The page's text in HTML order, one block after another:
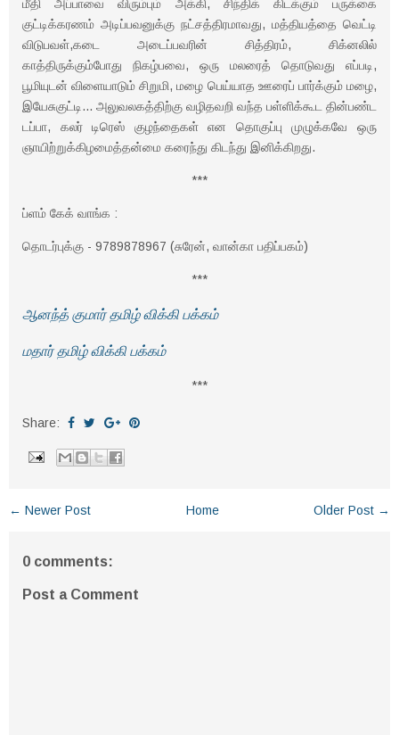
மீதி அப்பாவை விரும்பும் அக்கி, சிந்திக் கிடக்கும் பருக்கை
குட்டிக்கரணம் அடிப்பவனுக்கு நட்சத்திரமாவது, மத்தியத்தை வெட்டி
விடுபவள்,கடை அடைப்பவரின் சித்திரம், சிக்னலில்
காத்திருக்கும்போது நிகழ்பவை, ஒரு மலரைத் தொடுவது எப்படி,
பூமியுடன் விளையாடும் சிறுமி, மழை பெய்யாத ஊரைப் பார்க்கும் மழை,
இயேசுகுட்டி... அலுவலகத்திற்கு வழிதவறி வந்த பள்ளிக்கூட தின்பண்ட
டப்பா, கலர் டிரெஸ் குழந்தைகள் என தொகுப்பு முழுக்கவே ஒரு
ஞாயிற்றுக்கிழமைத்தன்மை கரைந்து கிடந்து இனிக்கிறது.
***
ப்ளம் கேக் வாங்க :
தொடர்புக்கு - 9789878967 (சுரேன், வான்கா பதிப்பகம்)
***
ஆனந்த் குமார் தமிழ் விக்கி பக்கம்
மதார் தமிழ் விக்கி பக்கம்
***
Share:
← Newer Post Older Post →
Home
0 comments:
Post a Comment